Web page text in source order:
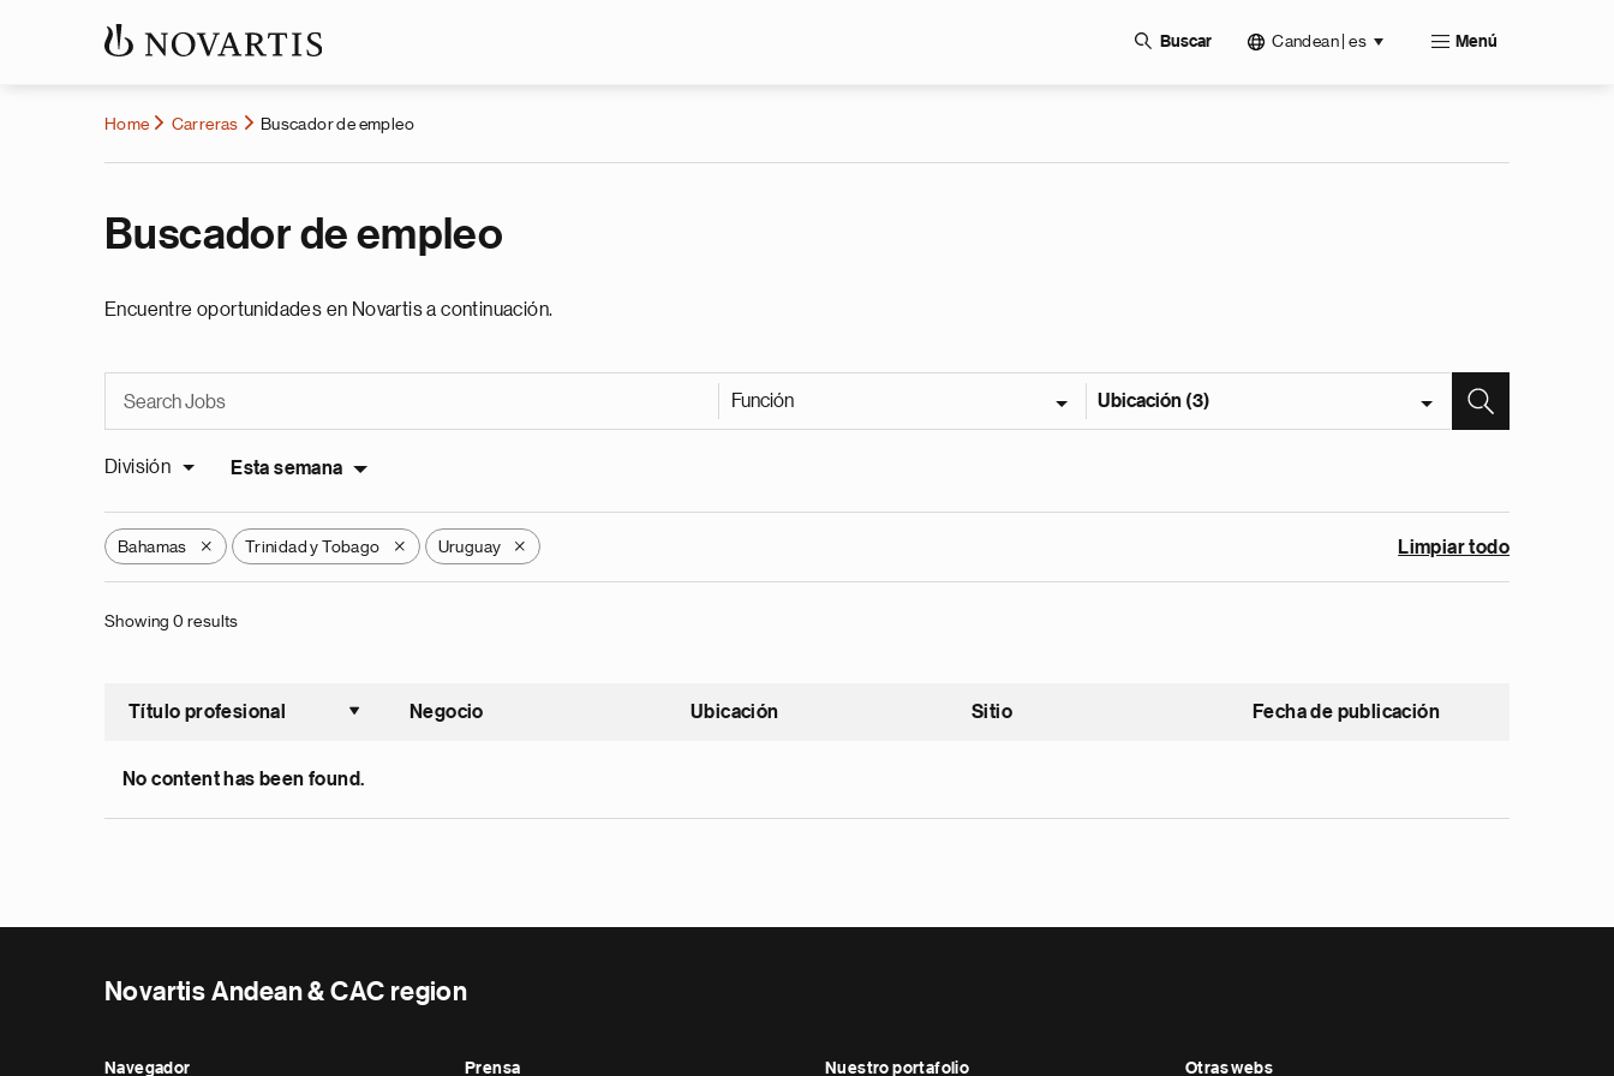
Buscar Candean | es Menú
Home Carreras Buscador de empleo
Buscador de empleo
Encuentre oportunidades en Novartis a continuación.
Función Ubicación (3)
División Esta semana
Bahamas X Trinidad y Tobago X Uruguay X Limpiar todo
Showing 0 results
Título profesional
Ordenar ascendente
Negocio Ubicación Sitio Fecha de publicación
No content has been found.
Novartis Andean & CAC region
Navegador Prensa Nuestro portafolio Otras webs